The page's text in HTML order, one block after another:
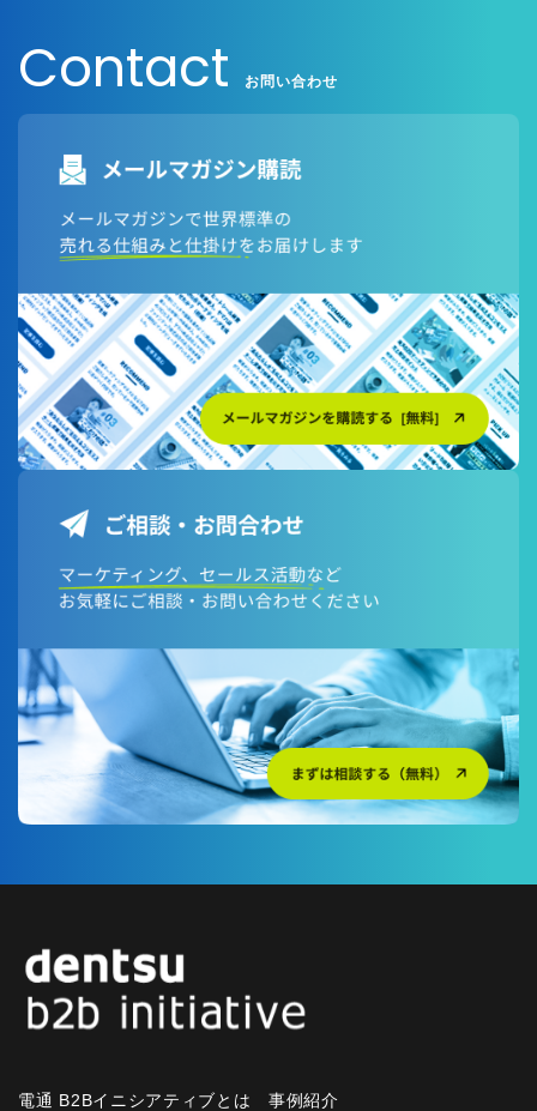
Contact お問い合わせ
電通 B2Bイニシアティブとは 事例紹介